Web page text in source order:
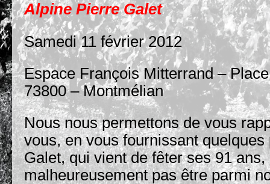
Alpine Pierre Galet
Samedi 11 février 2012
Espace François Mitterrand –
73800 – Montmélian
Nous nous permettons de vous
vous, en vous fournissant
Galet, qui vient de fêter ses 91 ans,
malheureusement pas être parmi